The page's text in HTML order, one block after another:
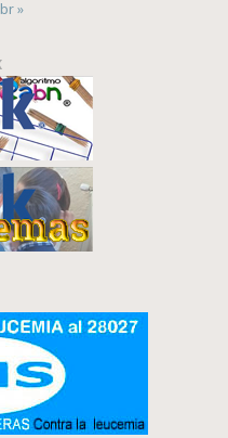
»